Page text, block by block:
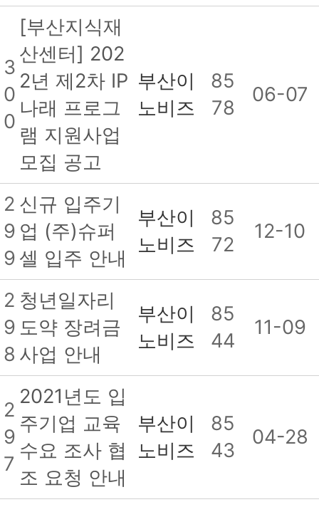
3
0
0
[부산지식재
산센터] 202
2년 제2차 IP
나래 프로그
램 지원사업
모집 공고
부산이
노비즈
85
78
06-07
2
9
9
신규 입주기
업 (주)슈퍼
셀 입주 안내
부산이
노비즈
85
72
12-10
2
9
8
청년일자리
도약 장려금
사업 안내
부산이
노비즈
85
44
11-09
2
9
7
2021년도 입
주기업 교육
수요 조사 협
조 요청 안내
부산이
노비즈
85
43
04-28